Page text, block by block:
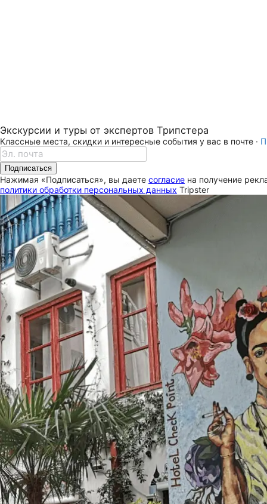
Экскурсии и туры от экспертов Трипстера
Классные места, скидки и интересные события у вас в почте ·
Подписаться
Нажимая «Подписаться», вы даете согласие на получение
политики обработки персональных данных Tripster